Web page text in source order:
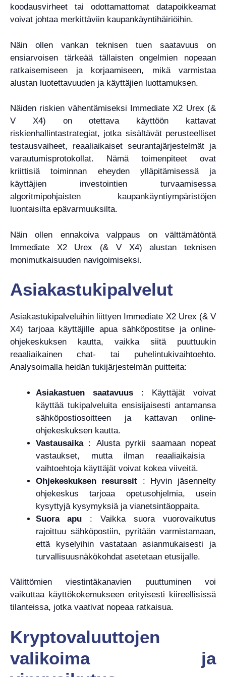
koodausvirheet tai odottamattomat datapoikkeamat
voivat johtaa merkittäviin kaupankäyntihäiriöihin.
Näin ollen vankan teknisen tuen saatavuus on
ensiarvoisen tärkeää tällaisten ongelmien nopeaan
ratkaisemiseen ja korjaamiseen, mikä varmistaa
alustan luotettavuuden ja käyttäjien luottamuksen.
Näiden riskien vähentämiseksi Immediate X2 Urex (&
V X4) on otettava käyttöön kattavat
riskienhallintastrategiat, jotka sisältävät perusteelliset
testausvaiheet, reaaliaikaiset seurantajärjestelmät ja
varautumisprotokollat. Nämä toimenpiteet ovat
kriittisiä toiminnan eheyden ylläpitämisessä ja
käyttäjien investointien turvaamisessa
algoritmipohjaisten kaupankäyntiympäristöjen
luontaisilta epävarmuuksilta.
Näin ollen ennakoiva valppaus on välttämätöntä
Immediate X2 Urex (& V X4) alustan teknisen
monimutkaisuuden navigoimiseksi.
Asiakastukipalvelut
Asiakastukipalveluihin liittyen Immediate X2 Urex (& V
X4) tarjoaa käyttäjille apua sähköpostitse ja online-
ohjekeskuksen kautta, vaikka siitä puuttuukin
reaaliaikainen chat- tai puhelintukivaihtoehto.
Analysoimalla heidän tukijärjestelmän puitteita:
Asiakastuen saatavuus : Käyttäjät voivat
käyttää tukipalveluita ensisijaisesti antamansa
sähköpostiosoitteen ja kattavan online-
ohjekeskuksen kautta.
Vastausaika: Alusta pyrkii saamaan nopeat
vastaukset, mutta ilman reaaliaikaisia ​​
vaihtoehtoja käyttäjät voivat kokea viiveitä.
Ohjekeskuksen resurssit : Hyvin jäsennelty
ohjekeskus tarjoaa opetusohjelmia, usein
kysyttyjä kysymyksiä ja vianetsintäoppaita.
Suora apu : Vaikka suora vuorovaikutus
rajoittuu sähköpostiin, pyritään varmistamaan,
että kyselyihin vastataan asianmukaisesti ja
turvallisuusnäkökohdat asetetaan etusijalle.
Välittömien viestintäkanavien puuttuminen voi
vaikuttaa käyttökokemukseen erityisesti kiireellisissä
tilanteissa, jotka vaativat nopeaa ratkaisua.
Kryptovaluuttojen
valikoima ja